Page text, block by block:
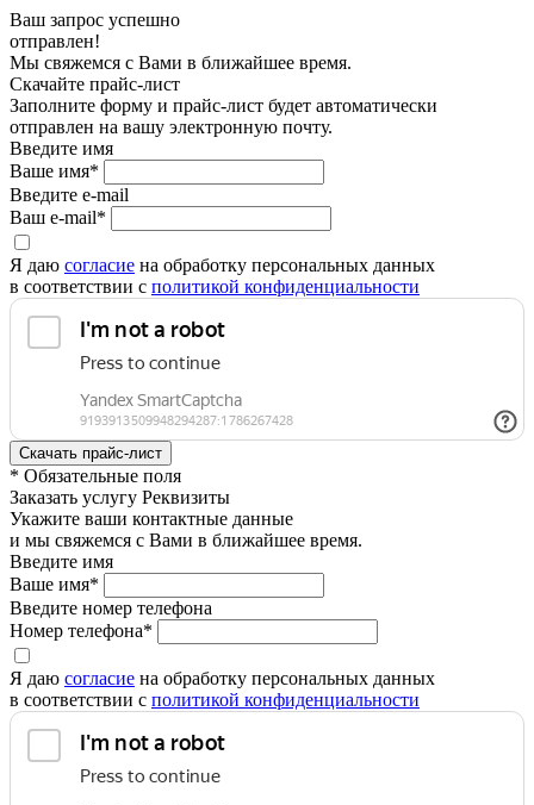
Ваш запрос успешно
отправлен!
Мы свяжемся с Вами в ближайшее время.
Скачайте прайс-лист
Заполните форму и прайс-лист будет автоматически
отправлен на вашу электронную почту.
Введите имя
Ваше имя*
Введите e-mail
Ваш e-mail*
Я даю согласие на обработку персональных данных
в соответствии с политикой конфиденциальности
* Обязательные поля
Заказать услугу Реквизиты
Укажите ваши контактные данные
и мы свяжемся с Вами в ближайшее время.
Введите имя
Ваше имя*
Введите номер телефона
Номер телефона*
Я даю согласие на обработку персональных данных
в соответствии с политикой конфиденциальности